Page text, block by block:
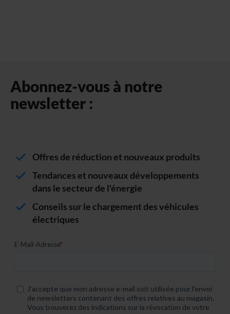
Abonnez-vous à notre
newsletter :
Offres de réduction et nouveaux produits
Tendances et nouveaux développements
dans le secteur de l'énergie
Conseils sur le chargement des véhicules
électriques